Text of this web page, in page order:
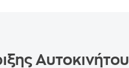
Αυτοκινήτου